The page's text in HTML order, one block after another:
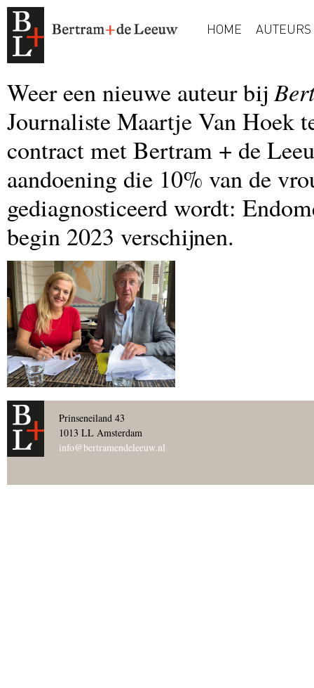
HOME AUTEURS
Weer een nieuwe auteur bij
Journaliste Maartje Van Hoek
contract met Bertram + de
aandoening die 10% van de
gediagnosticeerd wordt:
begin 2023 verschijnen.
Prinseneiland 43
1013 LL Amsterdam
info@bertramendeleeuw.nl